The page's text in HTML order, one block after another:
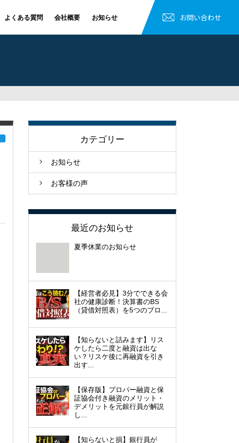
よくある質問 会社概要 お知らせ お問い合わせ
カテゴリー
お知らせ
お客様の声
最近のお知らせ
夏季休業のお知らせ
【経営者必見】3分でできる会
社の健康診断！決算書のBS
（貸借対照表）を5つのブロ...
【知らないと詰みます】リス
ケしたら二度と融資は出な
い？リスケ後に再融資を引き
出す...
【保存版】プロパー融資と保
証協会付き融資のメリット・
デメリットを元銀行員が解説
し...
【知らないと損】銀行員が